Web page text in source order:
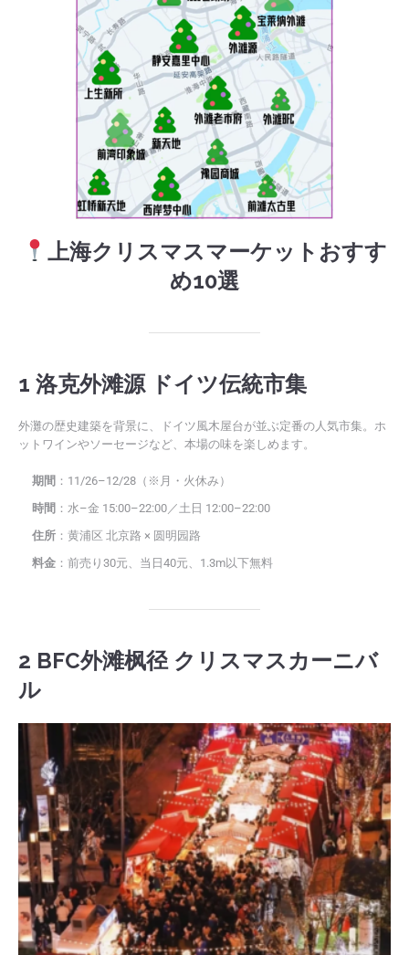
上海クリスマスマーケットおすす
め10選
1 洛克外滩源 ドイツ伝統市集
外灘の歴史建築を背景に、ドイツ風木屋台が並ぶ定番の人気市集。ホ
ットワインやソーセージなど、本場の味を楽しめます。
期間 ：11/26–12/28（※月・火休み）
時間 ：水–金 15:00–22:00／土日 12:00–22:00
住所 ：黄浦区 北京路 × 圆明园路
料金 ：前売り30元、当日40元、1.3m以下無料
2 BFC外滩枫径 クリスマスカーニバ
ル